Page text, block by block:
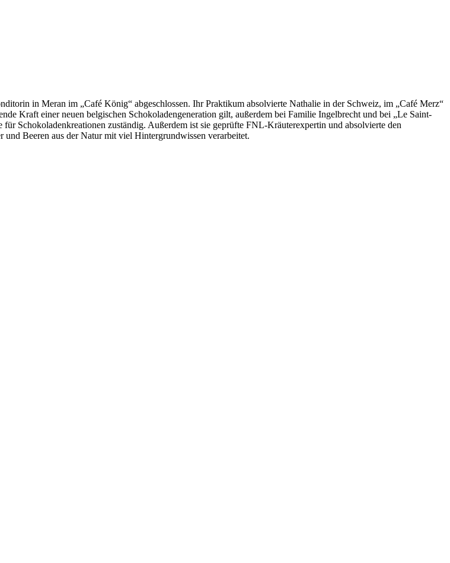
in Meran im „Café König“ abgeschlossen. Ihr Praktikum absolvierte Nathalie in der Schweiz, im „Café Merz“
Kraft einer neuen belgischen Schokoladengeneration gilt, außerdem bei Familie Ingelbrecht und bei „Le Saint-
Schokoladenkreationen zuständig. Außerdem ist sie geprüfte FNL-Kräuterexpertin und absolvierte den
Beeren aus der Natur mit viel Hintergrundwissen verarbeitet.